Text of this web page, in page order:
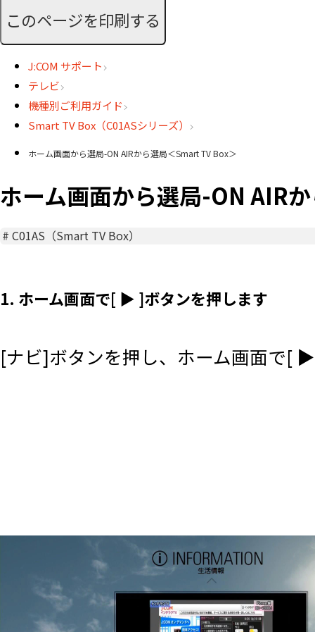
このページを印刷する
J:COM サポート
テレビ
機種別ご利用ガイド
Smart TV Box（C01ASシリーズ）
ホーム画面から選局-ON AIRから選局＜Smart TV Box＞
ホーム画面から選局-ON AIR
#C01AS（Smart TV Box）
1. ホーム画面で[ ▶ ]ボタンを押します
[ナビ]ボタンを押し、ホーム画面で[